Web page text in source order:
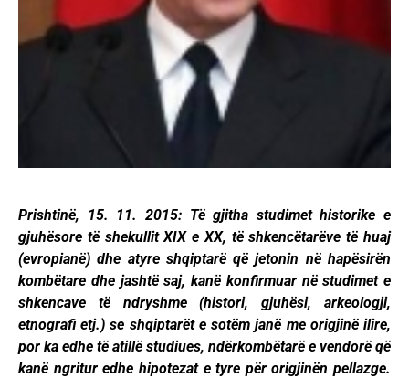
Prishtinë, 15. 11. 2015: Të gjitha studimet historike e
gjuhësore të shekullit XIX e XX, të shkencëtarëve të huaj
(evropianë) dhe atyre shqiptarë që jetonin në hapësirën
kombëtare dhe jashtë saj, kanë konfirmuar në studimet e
shkencave të ndryshme (histori, gjuhësi, arkeologji,
etnografi etj.) se shqiptarët e sotëm janë me origjinë ilire,
por ka edhe të atillë studiues, ndërkombëtarë e vendorë që
kanë ngritur edhe hipotezat e tyre për origjinën pellazge.